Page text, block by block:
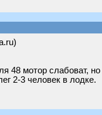
48 мотор слабоват,
2-3 человек в лодке.